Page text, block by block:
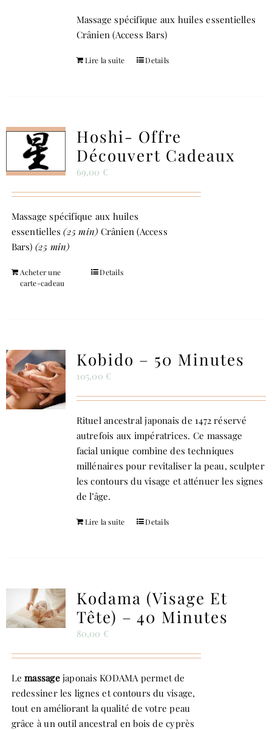
Massage spécifique aux huiles essentielles
Crânien (Access Bars)
Lire la suite Details
Hoshi- Offre
Découvert Cadeaux
69,00 €
Massage spécifique aux huiles
essentielles (25 min) Crânien (Access
Bars) (25 min)
Acheter une
carte-cadeau
Details
Kobido – 50 Minutes
105,00 €
Rituel ancestral japonais de 1472 réservé
autrefois aux impératrices. Ce massage
facial unique combine des techniques
millénaires pour revitaliser la peau, sculpter
les contours du visage et atténuer les signes
de l’âge.
Lire la suite Details
Kodama (visage Et
Tête) – 40 Minutes
80,00 €
Lemassagejaponais KODAMA permet de
redessiner les lignes et contours du visage,
tout en améliorant la qualité de votre peau
grâce à un outil ancestral en bois de cyprès